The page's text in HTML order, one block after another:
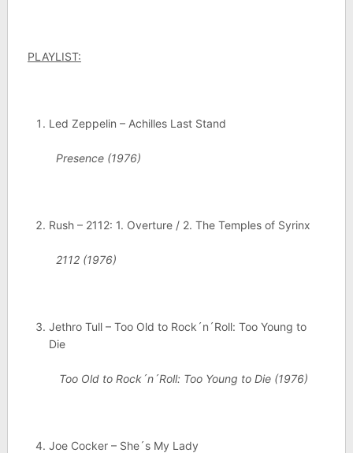
PLAYLIST:
Led Zeppelin – Achilles Last Stand
Presence (1976)
Rush – 2112: 1. Overture / 2. The Temples of Syrinx
2112 (1976)
Jethro Tull – Too Old to Rock´n´Roll: Too Young to
Die
Too Old to Rock´n´Roll: Too Young to Die (1976)
Joe Cocker – She´s My Lady